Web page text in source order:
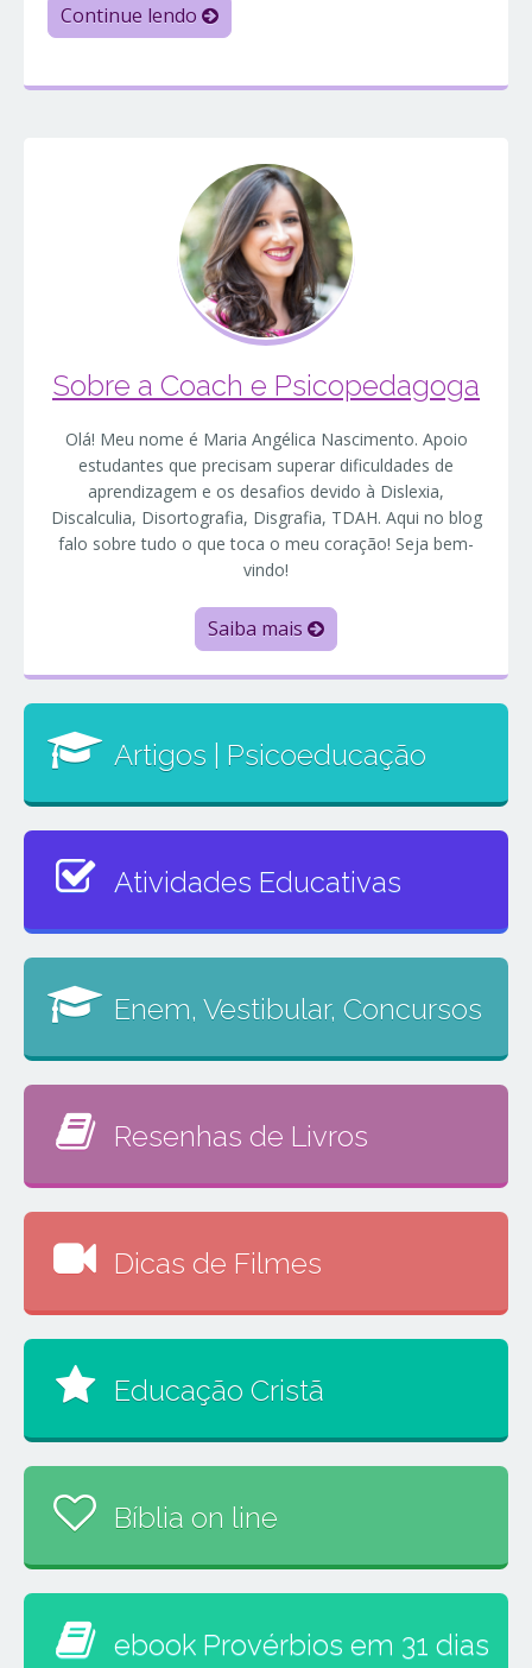
Continue lendo
Sobre a Coach e Psicopedagoga
Olá! Meu nome é Maria Angélica Nascimento. Apoio
estudantes que precisam superar dificuldades de
aprendizagem e os desafios devido à Dislexia,
Discalculia, Disortografia, Disgrafia, TDAH. Aqui no blog
falo sobre tudo o que toca o meu coração! Seja bem-
vindo!
Saiba mais
Artigos | Psicoeducação
Atividades Educativas
Enem, Vestibular, Concursos
Resenhas de Livros
Dicas de Filmes
Educação Cristã
Bíblia on line
ebook Provérbios em 31 dias